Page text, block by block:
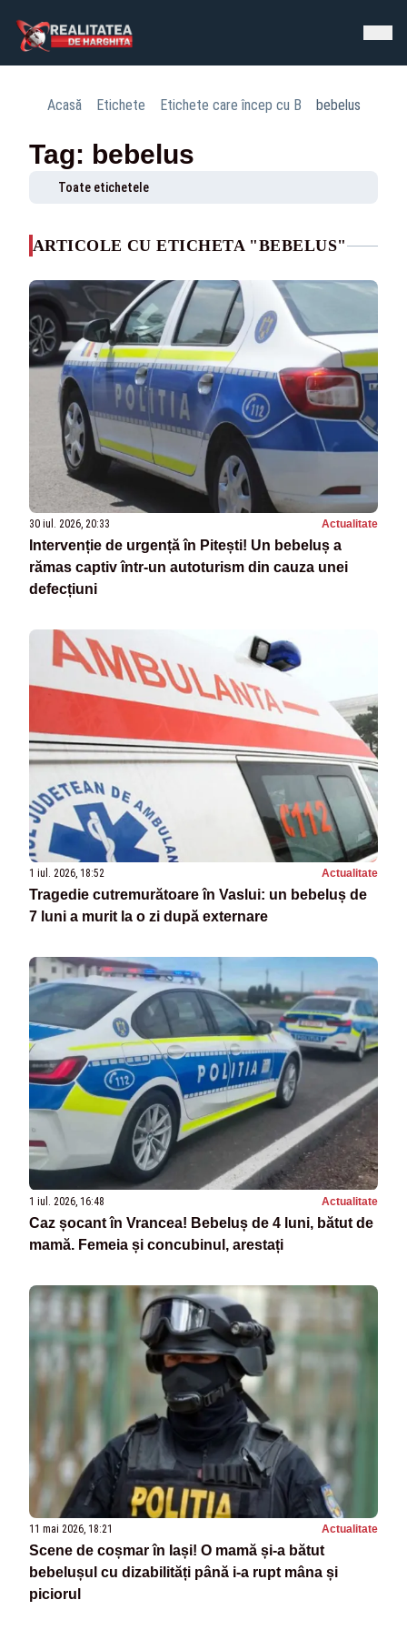
Acasă Etichete Etichete care încep cu B bebelus
Tag: bebelus
Toate etichetele
ARTICOLE CU ETICHETA "BEBELUS"
30 iul. 2026, 20:33 Actualitate
Intervenție de urgență în Pitești! Un bebeluș a
rămas captiv într-un autoturism din cauza unei
defecțiuni
1 iul. 2026, 18:52 Actualitate
Tragedie cutremurătoare în Vaslui: un bebeluș de
7 luni a murit la o zi după externare
1 iul. 2026, 16:48 Actualitate
Caz șocant în Vrancea! Bebeluș de 4 luni, bătut de
mamă. Femeia și concubinul, arestați
11 mai 2026, 18:21 Actualitate
Scene de coșmar în Iași! O mamă și-a bătut
bebelușul cu dizabilități până i-a rupt mâna și
piciorul